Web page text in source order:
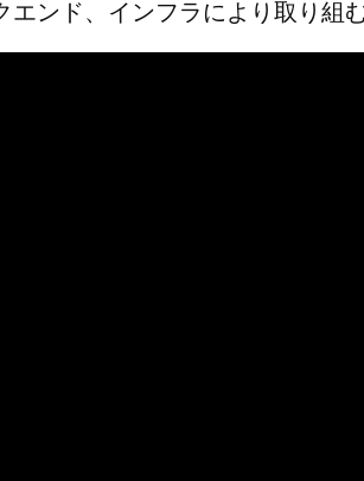
エンド、インフラにより取り組